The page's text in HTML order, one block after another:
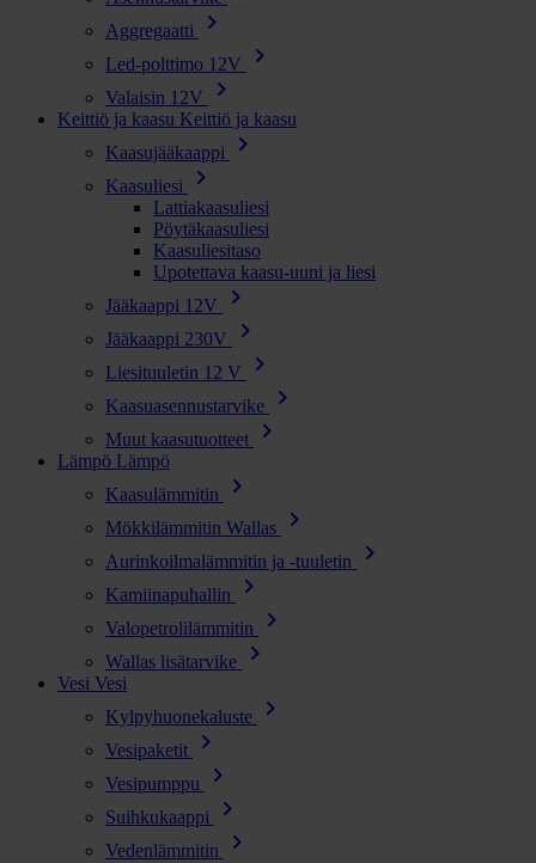
Aggregaatti chevron_right
Led-polttimo 12V chevron_right
Valaisin 12V chevron_right
Keittiö ja kaasu Keittiö ja kaasu
Kaasujääkaappi
chevron_right
Kaasuliesi chevron_right
Lattiakaasuliesi
Pöytäkaasuliesi
Kaasuliesitaso
Upotettava kaasu-uuni ja liesi
Jääkaappi 12V
chevron_right
Jääkaappi 230V chevron_right
Liesituuletin 12 V chevron_right
Kaasuasennustarvike chevron_right
Muut kaasutuotteet chevron_right
Lämpö Lämpö
Kaasulämmitin
chevron_right
Mökkilämmitin Wallas chevron_right
Aurinkoilmalämmitin ja -tuuletin chevron_right
Kamiinapuhallin chevron_right
Valopetrolilämmitin chevron_right
Wallas lisätarvike chevron_right
Vesi Vesi
Kylpyhuonekaluste
chevron_right
Vesipaketit chevron_right
Vesipumppu chevron_right
Suihkukaappi chevron_right
Vedenlämmitin chevron_right